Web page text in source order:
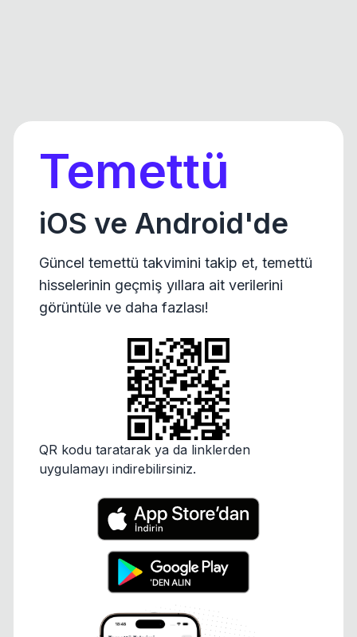
Temettü
iOS ve Android'de
Güncel temettü takvimini takip et, temettü
hisselerinin geçmiş yıllara ait verilerini
görüntüle ve daha fazlası!
QR kodu taratarak ya da linklerden
uygulamayı indirebilirsiniz.